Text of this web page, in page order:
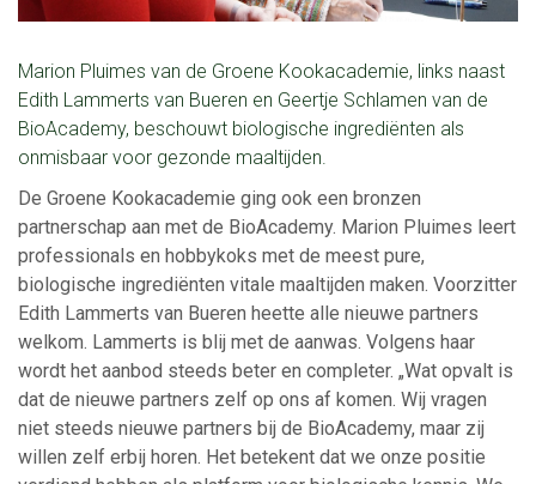
Marion Pluimes van de Groene Kookacademie, links naast
Edith Lammerts van Bueren en Geertje Schlamen van de
BioAcademy, beschouwt biologische ingrediënten als
onmisbaar voor gezonde maaltijden.
De Groene Kookacademie ging ook een bronzen
partnerschap aan met de BioAcademy. Marion Pluimes leert
professionals en hobbykoks met de meest pure,
biologische ingrediënten vitale maaltijden maken. Voorzitter
Edith Lammerts van Bueren heette alle nieuwe partners
welkom. Lammerts is blij met de aanwas. Volgens haar
wordt het aanbod steeds beter en completer. „Wat opvalt is
dat de nieuwe partners zelf op ons af komen. Wij vragen
niet steeds nieuwe partners bij de BioAcademy, maar zij
willen zelf erbij horen. Het betekent dat we onze positie